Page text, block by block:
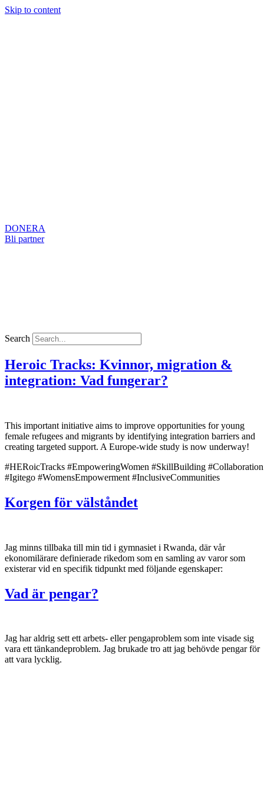
Skip to content
DONERA
Bli partner
Search
Heroic Tracks: Kvinnor, migration &
integration: Vad fungerar?
This important initiative aims to improve opportunities for young
female refugees and migrants by identifying integration barriers and
creating targeted support. A Europe-wide study is now underway!
#HERoicTracks #EmpoweringWomen #SkillBuilding #Collaboration
#Igitego #WomensEmpowerment #InclusiveCommunities
Korgen för välståndet
Jag minns tillbaka till min tid i gymnasiet i Rwanda, där vår
ekonomilärare definierade rikedom som en samling av varor som
existerar vid en specifik tidpunkt med följande egenskaper:
Vad är pengar?
Jag har aldrig sett ett arbets- eller pengaproblem som inte visade sig
vara ett tänkandeproblem. Jag brukade tro att jag behövde pengar för
att vara lycklig.